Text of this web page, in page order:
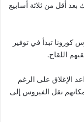
فعلوا ذلك بعد أقل من ثلاثة أسابيع
تبدأ في توفير
اللقاح.
الإغلاق على الرغم
نقل الفيروس إلى